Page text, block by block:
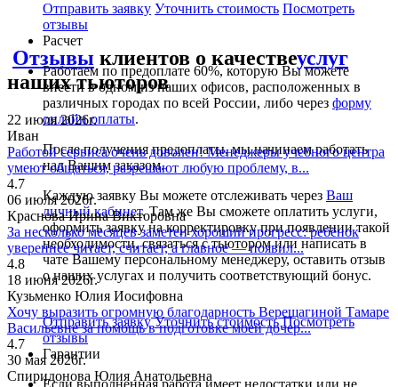
Отправить заявку Уточнить стоимость Посмотреть
отзывы
Расчет
Работаем по предоплате 60%, которую Вы можете
внести в одном из наших офисов, расположенных в
различных городах по всей России, либо через форму
онлайн оплаты.
После получения предоплаты, мы начинаем работать
над Вашим заказом.
Каждую заявку Вы можете отслеживать через Ваш
личный кабинет. Там же Вы сможете оплатить услуги,
оформить заявку на корректировку при появлении такой
необходимости, связаться с тьютором или написать в
чате Вашему персональному менеджеру, оставить отзыв
о наших услугах и получить соответствующий бонус.
Отправить заявку Уточнить стоимость Посмотреть
отзывы
Гарантии
Отзывы клиентов о качествеуслуг
наших тьюторов
22 июля 2026г.
Иван
Работой сервиса очень доволен! Менеджеры учебного центра
умеют общаться, разрешают любую проблему, в...
4.7
06 июля 2026г.
Краснова Ирина Викторовна
За несколько месяцев заметен хороший прогресс: ребёнок
увереннее читает, считает, а главное — появил...
4.8
18 июня 2026г.
Кузьменко Юлия Иосифовна
Хочу выразить огромную благодарность Верещагиной Тамаре
Васильевне за помощь в подготовке моей дочер...
4.7
30 мая 2026г.
Спиридонова Юлия Анатольевна